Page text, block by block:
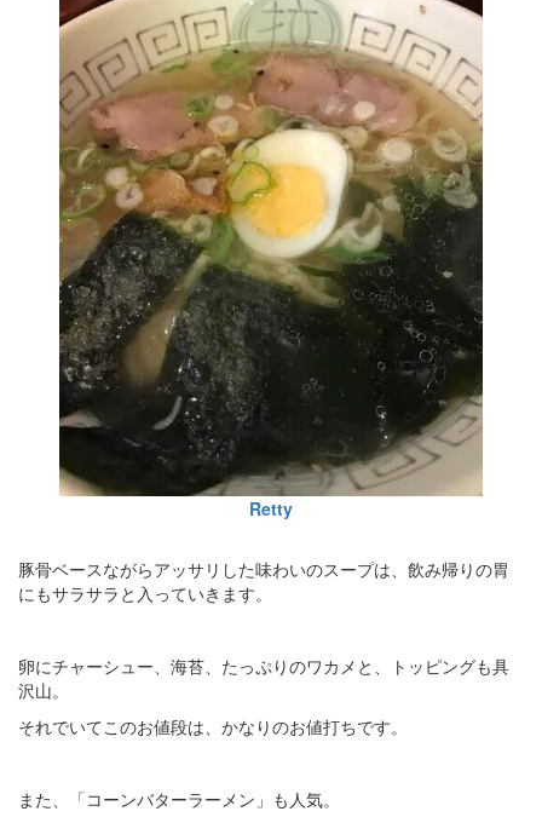
Retty
豚骨ベースながらアッサリした味わいのスープは、飲み帰りの胃
にもサラサラと入っていきます。
卵にチャーシュー、海苔、たっぷりのワカメと、トッピングも具
沢山。
それでいてこのお値段は、かなりのお値打ちです。
また、「コーンバターラーメン」も人気。